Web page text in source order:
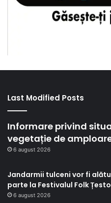
Last Modified Posts
Informare privind
vegetație de
6 august 2026
Jandarmii tulceni vor fi
parte la Festivalul Folk
6 august 2026